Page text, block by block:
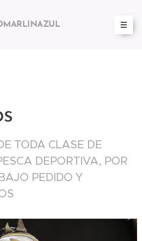
TODA CLASE DE
DEPORTIVA, POR
PEDIDO Y